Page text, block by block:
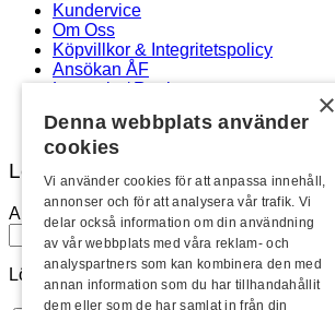
Kundervice
Om Oss
Köpvillkor & Integritetspolicy
Ansökan ÅF
Logga in / Registrera
Logga in
Användarnamn eller e-postadress
Lösenord*
×
Denna webbplats använder
cookies
Vi använder cookies för att anpassa innehåll,
annonser och för att analysera vår trafik. Vi
delar också information om din användning
av vår webbplats med våra reklam- och
analyspartners som kan kombinera den med
annan information som du har tillhandahållit
dem eller som de har samlat in från din